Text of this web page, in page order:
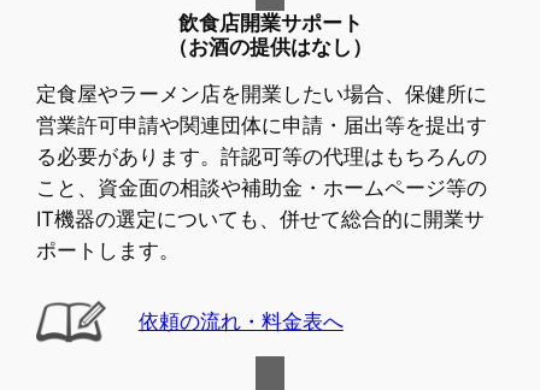
飲食店開業サポート
（お酒の提供はなし）
定食屋やラーメン店を開業したい場合、保健所に
営業許可申請や関連団体に申請・届出等を提出す
る必要があります。許認可等の代理はもちろんの
こと、資金面の相談や補助金・ホームページ等の
IT機器の選定についても、併せて総合的に開業サ
ポートします。
依頼の流れ・料金表へ